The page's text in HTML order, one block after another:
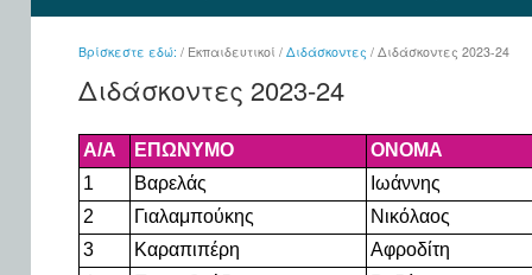
Βρίσκεστε εδώ: / Εκπαιδευτικοί / Διδάσκοντες / Διδάσκοντες 2023-24
Διδάσκοντες 2023-24
Α/Α ΕΠΩΝΥΜΟ
ΟΝΟΜΑ
1
Βαρελάς
Ιωάννης
2
Γιαλαμπούκης
Νικόλαος
3
Καραπιπέρη
Αφροδίτη